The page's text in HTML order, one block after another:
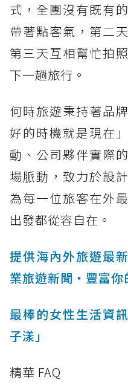
式，全團沒有既有
帶著點客氣，第二
第三天互相幫忙拍
下一趟旅行。
何時旅遊秉持著品
好的時機就是現在
動、公司夥伴實際
場脈動，致力於設
為每一位旅客在外
出發都從容自在。
提供海內外旅遊最
業旅遊新聞‧豐富你
最棒的女性生活資
子漾」
精華 FAQ